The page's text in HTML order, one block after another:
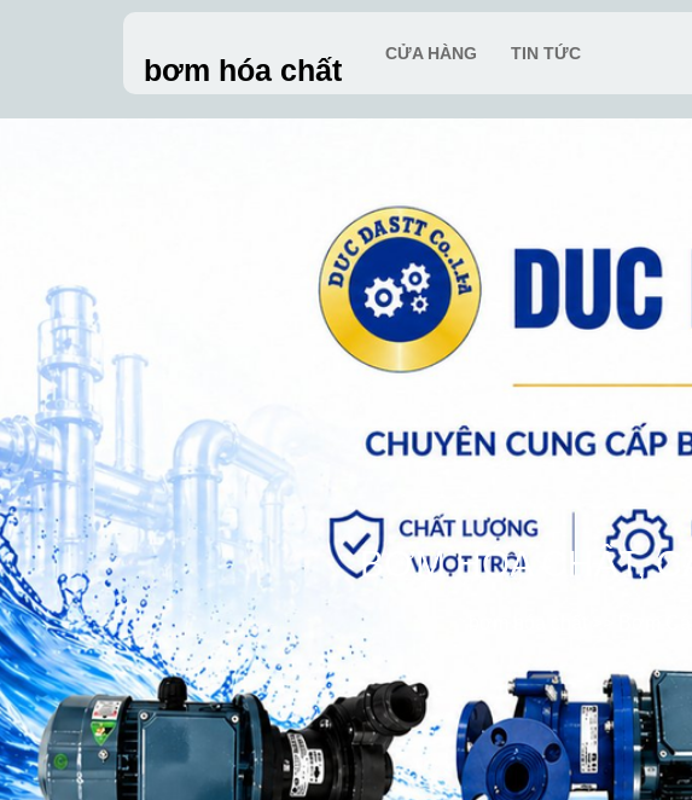
bơm hóa chất CỬA HÀNG TIN TỨC
BƠM HÓA CHẤT,